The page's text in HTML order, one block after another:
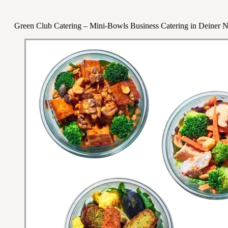
Green Club Catering – Mini-Bowls Business Catering in Deiner